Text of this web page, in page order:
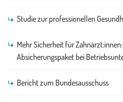
Studie zur professionellen
Mehr Sicherheit für
Absicherungspaket bei
Bericht zum Bundesausschuss